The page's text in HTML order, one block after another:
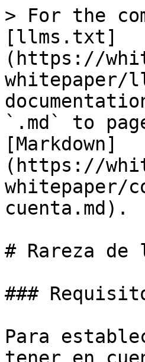
> For the
[llms.txt]
(https://
whitepaper/
`.md` to
[Markdown]
(https://
whitepaper/
cuenta.md).
# Rareza de
###
Para